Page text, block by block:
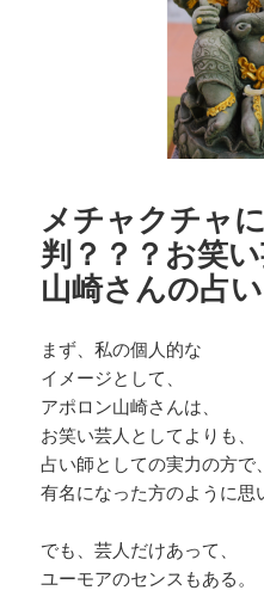
メチャクチャ
判？？？お笑
山崎さんの占い
まず、私の個人的な
イメージとして、
アポロン山崎さんは、
お笑い芸人としてよりも、
占い師としての実力の方で、
有名になった方のように思
でも、芸人だけあって、
ユーモアのセンスもある。